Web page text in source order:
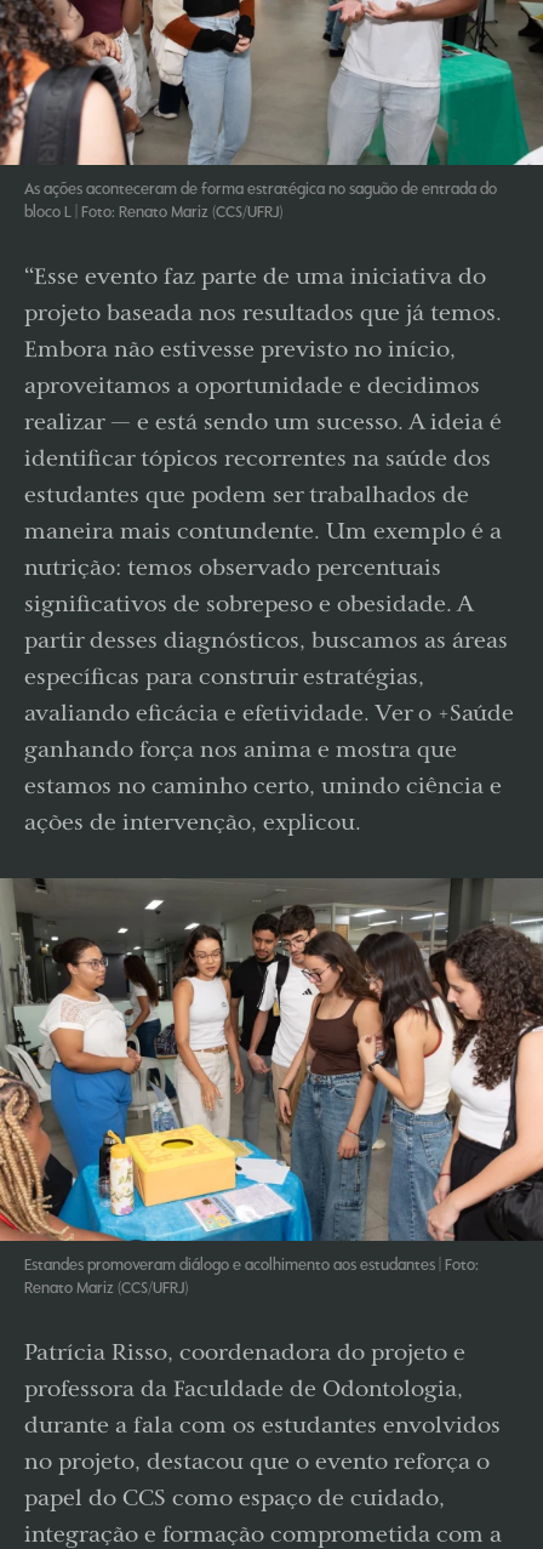
As ações aconteceram de forma estratégica no saguão de entrada do
bloco L | Foto: Renato Mariz (CCS/UFRJ)
“Esse evento faz parte de uma iniciativa do
projeto baseada nos resultados que já temos.
Embora não estivesse previsto no início,
aproveitamos a oportunidade e decidimos
realizar — e está sendo um sucesso. A ideia é
identificar tópicos recorrentes na saúde dos
estudantes que podem ser trabalhados de
maneira mais contundente. Um exemplo é a
nutrição: temos observado percentuais
significativos de sobrepeso e obesidade. A
partir desses diagnósticos, buscamos as áreas
específicas para construir estratégias,
avaliando eficácia e efetividade. Ver o +Saúde
ganhando força nos anima e mostra que
estamos no caminho certo, unindo ciência e
ações de intervenção, explicou.
Estandes promoveram diálogo e acolhimento aos estudantes | Foto:
Renato Mariz (CCS/UFRJ)
Patrícia Risso, coordenadora do projeto e
professora da Faculdade de Odontologia,
durante a fala com os estudantes envolvidos
no projeto, destacou que o evento reforça o
papel do CCS como espaço de cuidado,
integração e formação comprometida com a